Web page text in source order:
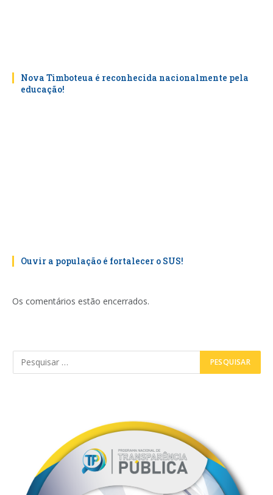
Nova Timboteua é reconhecida nacionalmente pela
educação!
Ouvir a população é fortalecer o SUS!
Os comentários estão encerrados.